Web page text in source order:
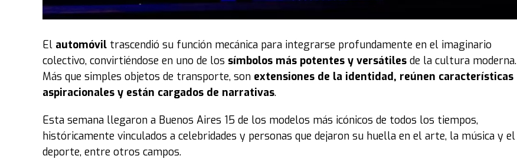
El automóvil trascendió su función mecánica para integrarse profundamente en el imaginario
colectivo, convirtiéndose en uno de los símbolos más potentes y versátiles de la cultura moderna.
Más que simples objetos de transporte, son extensiones de la identidad, reúnen características
aspiracionales y están cargados de narrativas.
Esta semana llegaron a Buenos Aires 15 de los modelos más icónicos de todos los tiempos,
históricamente vinculados a celebridades y personas que dejaron su huella en el arte, la música y el
deporte, entre otros campos.